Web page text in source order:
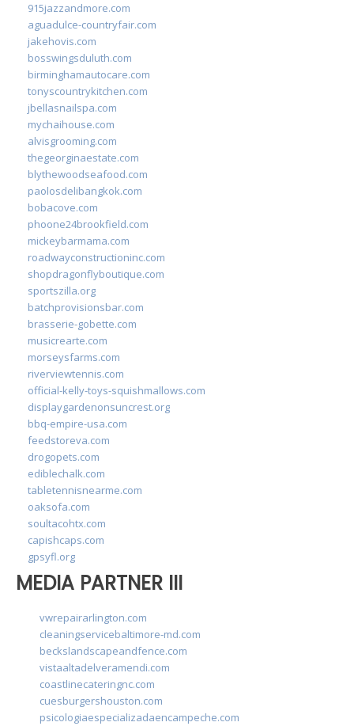
915jazzandmore.com
aguadulce-countryfair.com
jakehovis.com
bosswingsduluth.com
birminghamautocare.com
tonyscountrykitchen.com
jbellasnailspa.com
mychaihouse.com
alvisgrooming.com
thegeorginaestate.com
blythewoodseafood.com
paolosdelibangkok.com
bobacove.com
phoone24brookfield.com
mickeybarmama.com
roadwayconstructioninc.com
shopdragonflyboutique.com
sportszilla.org
batchprovisionsbar.com
brasserie-gobette.com
musicrearte.com
morseysfarms.com
riverviewtennis.com
official-kelly-toys-squishmallows.com
displaygardenonsuncrest.org
bbq-empire-usa.com
feedstoreva.com
drogopets.com
ediblechalk.com
tabletennisnearme.com
oaksofa.com
soultacohtx.com
capishcaps.com
gpsyfl.org
MEDIA PARTNER III
vwrepairarlington.com
cleaningservicebaltimore-md.com
beckslandscapeandfence.com
vistaaltadelveramendi.com
coastlinecateringnc.com
cuesburgershouston.com
psicologiaespecializadaencampeche.com